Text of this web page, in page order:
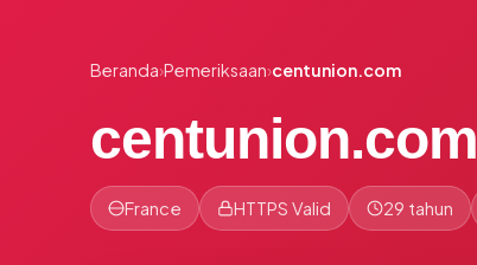
Beranda›Pemeriksaan›centunion.com
centunion.com
France HTTPS Valid 29 tahun